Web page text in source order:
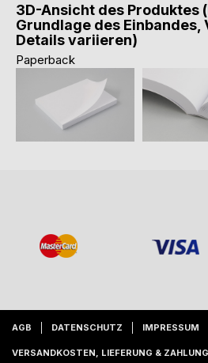
3D-Ansicht des Produktes
Grundlage des Einbandes,
Details variieren)
Paperback
AGB DATENSCHUTZ IMPRESSUM
VERSANDKOSTEN, LIEFERUNG & ZAHLUNG